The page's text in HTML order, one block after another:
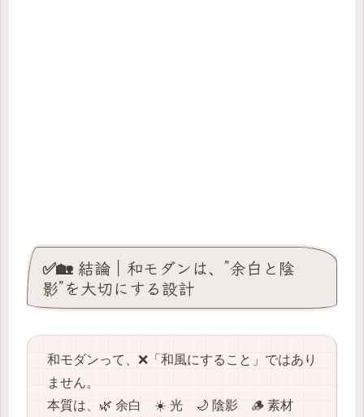
✅🏡 結論｜和モダンは、”余白と陰
影”を大切にする設計
和モダンって、❌「和風にすること」ではあり
ません。
本質は、🌿 余白 ☀️ 光 🌙 陰影 🪵 素材